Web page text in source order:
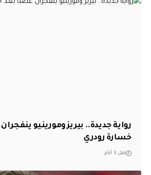
رواية جديدة.. بيريز ومورينيو
خسارة رودري
قبل 3 أيام